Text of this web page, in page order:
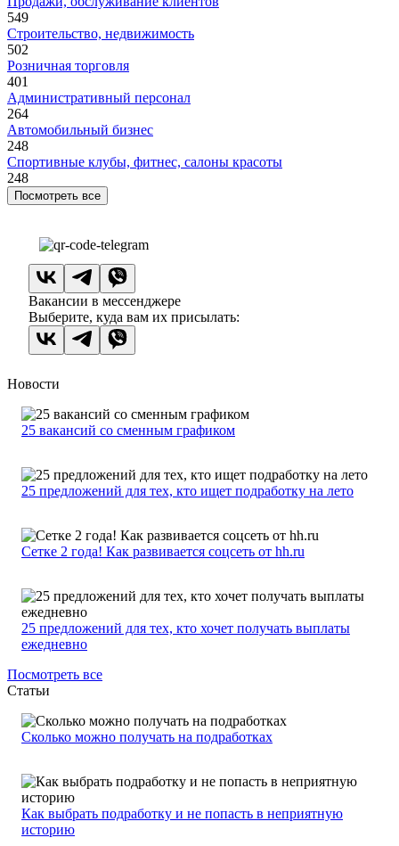
549
Строительство, недвижимость
502
Розничная торговля
401
Административный персонал
264
Автомобильный бизнес
248
Спортивные клубы, фитнес, салоны красоты
248
Посмотреть все
Вакансии в мессенджере
Выберите, куда вам их присылать:
Новости
25 вакансий со сменным графиком
25 предложений для тех, кто ищет подработку на лето
Сетке 2 года! Как развивается соцсеть от hh.ru
25 предложений для тех, кто хочет получать выплаты
ежедневно
Посмотреть все
Статьи
Сколько можно получать на подработках
Как выбрать подработку и не попасть в неприятную
историю